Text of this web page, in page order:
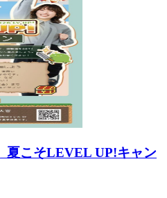
夏こそLEVEL UP!キャン